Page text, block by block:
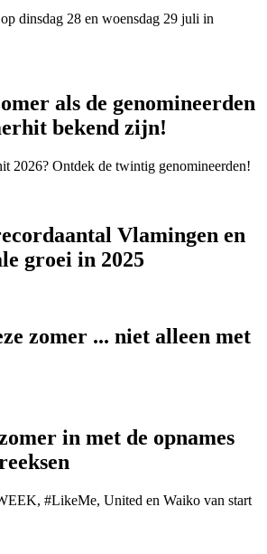
dinsdag 28 en woensdag 29 juli in
als de genomineerden
bekend zijn!
2026? Ontdek de twintig genomineerden!
Vlamingen en
groei in 2025
zomer ... niet alleen met
in met de opnames
#LikeMe, United en Waiko van start